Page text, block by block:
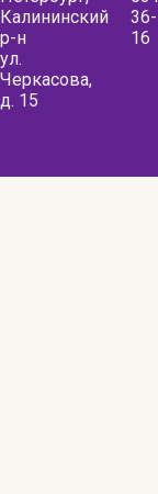
Калининский
р-н
ул.
Черкасова,
д. 15
36-
16